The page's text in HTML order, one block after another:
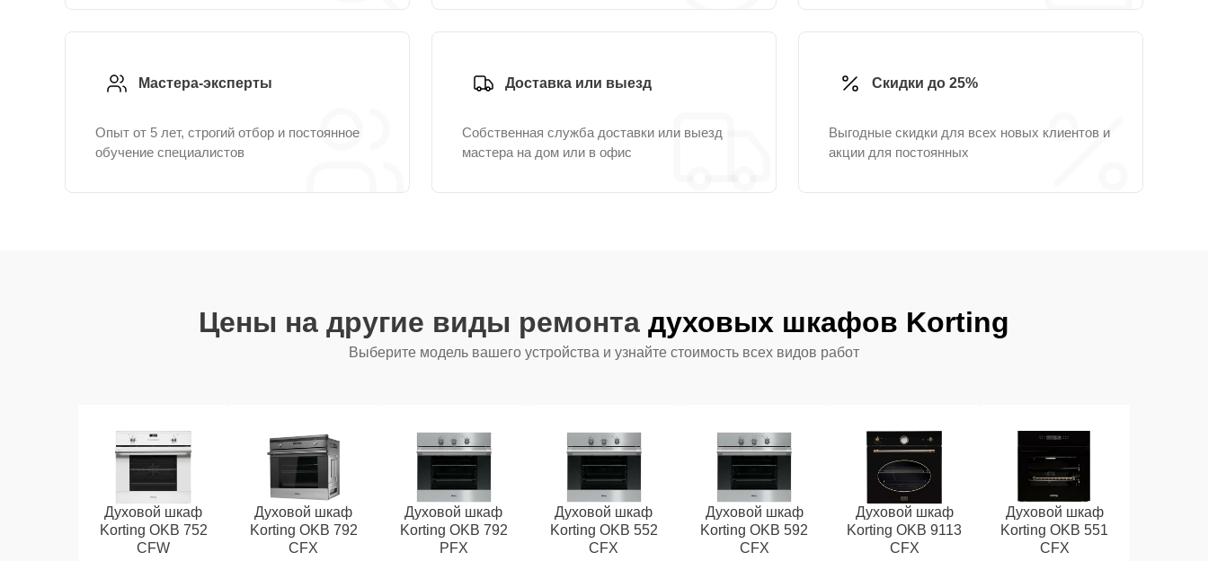
Мастера-эксперты
Опыт от 5 лет, строгий отбор и постоянное
обучение специалистов
Доставка или выезд
Собственная служба доставки или выезд
мастера на дом или в офис
Скидки до 25%
Выгодные скидки для всех новых клиентов и
акции для постоянных
Цены на другие виды ремонта духовых шкафов Korting
Выберите модель вашего устройства и узнайте стоимость всех видов работ
Духовой шкаф
Korting OKB 752
CFW
Духовой шкаф
Korting OKB 792
CFX
Духовой шкаф
Korting OKB 792
PFX
Духовой шкаф
Korting OKB 552
CFX
Духовой шкаф
Korting OKB 592
CFX
Духовой шкаф
Korting OKB 9113
CFX
Духовой шкаф
Korting OKB 551
CFX